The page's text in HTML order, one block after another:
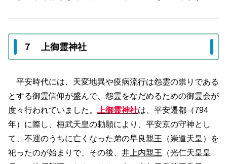
７ 上御霊神社
平安時代には、天変地異や疫病流行は怨霊の祟りである
とする御霊信仰が盛んで、怨霊をなだめるための御霊会が
度々行われていました。
上御霊神社は、平安遷都（794
年）に際し、桓武天皇の勅願により、平安京の守神とし
て、不運のうちに亡くなった弟の早良親王 （崇道天皇）を
祀ったのが始まりで、その後、 井上内親王 （光仁天皇皇